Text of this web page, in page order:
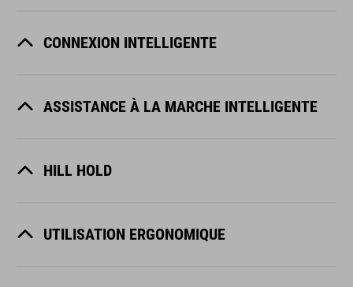
CONNEXION INTELLIGENTE
ASSISTANCE À LA MARCHE INTELLIGENTE
HILL HOLD
UTILISATION ERGONOMIQUE